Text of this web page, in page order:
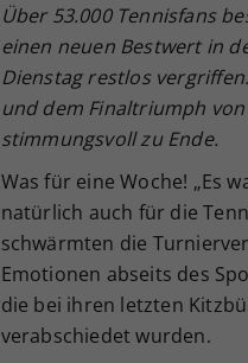
Über 53.000 Tennisfans
einen neuen Bestwert in
Dienstag restlos
und dem Finaltriumph
stimmungsvoll zu Ende.
Was für eine Woche! „Es
natürlich auch für die
schwärmten die
Emotionen abseits des
die bei ihren letzten
verabschiedet wurden.